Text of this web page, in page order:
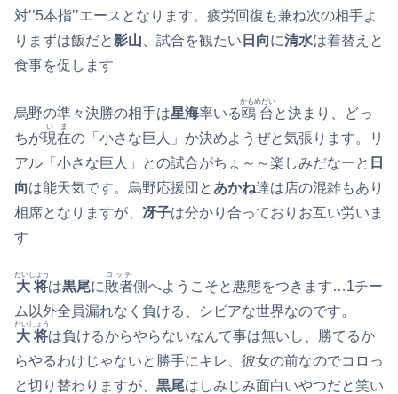
対’’5本指’’エースとなります。疲労回復も兼ね次の相手よ
りまずは飯だと影山 、試合を観たい 日向に清水は着替えと
食事を促します
烏野の準々決勝の相手は星海率いる鴎台
かもめだい
と決まり、どっ
ちが現在
いま
の「小さな巨人」か決めようぜと気張ります。リ
アル「小さな巨人」との試合がちょ～～楽しみだなーと 日
向は能天気です。烏野応援団と あかね達は店の混雑もあり
相席となりますが、 冴子は分かり合っておりお互い労いま
す
大将
だいしょう
は黒尾に敗者
コッチ
側へようこそと悪態をつきます…1チー
ム以外全員漏れなく負ける、シビアな世界なのです。
大将
だいしょう
は負けるからやらないなんて事は無いし、勝てるか
らやるわけじゃないと勝手にキレ、彼女の前なのでコロっ
と切り替わりますが、 黒尾はしみじみ面白いやつだと笑い